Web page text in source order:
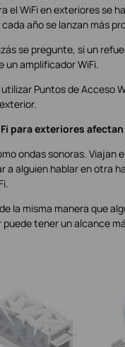
el WiFi en exteriores se
año se lanzan más
se pregunte, si un
amplificador WiFi.
Puntos de Acceso
para exteriores afectan
ondas sonoras.
a alguien hablar en otra
la misma manera que
puede tener un alcance